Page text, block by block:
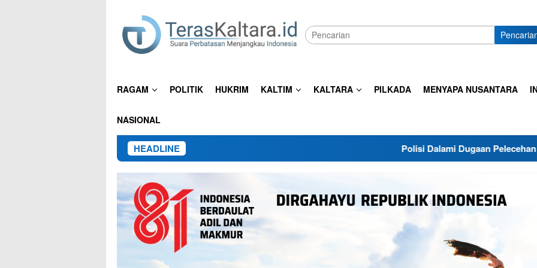
konten
RAGAM POLITIK HUKRIM KALTIM KALTARA PILKADA MENYAPA NUSANTARA
NASIONAL
HEADLINE Polisi Dalami Dugaan Pelecehan Pancasila di